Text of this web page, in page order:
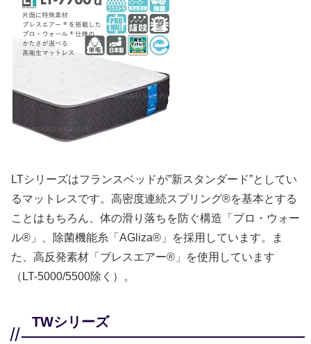
LTシリーズはフランスベッドが”新スタンダード”としてい
るマットレスです。高密度連続スプリング®を基本とする
ことはもちろん、体の滑り落ちを防ぐ構造「プロ・ウォー
ル®」、除菌機能糸「AGliza®」を採用しています。ま
た、高反発素材「ブレスエアー®」を使用しています
（LT-5000/5500除く）。
TWシリーズ